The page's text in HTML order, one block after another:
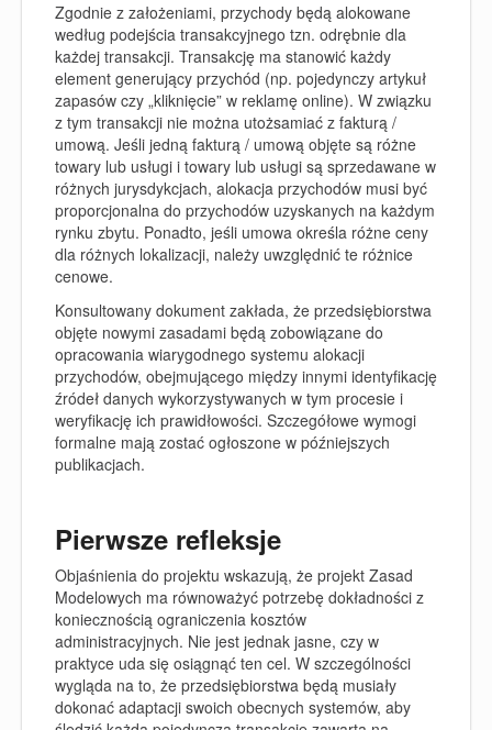
Zgodnie z założeniami, przychody będą alokowane
według podejścia transakcyjnego tzn. odrębnie dla
każdej transakcji. Transakcję ma stanowić każdy
element generujący przychód (np. pojedynczy artykuł
zapasów czy „kliknięcie” w reklamę online). W związku
z tym transakcji nie można utożsamiać z fakturą /
umową. Jeśli jedną fakturą / umową objęte są różne
towary lub usługi i towary lub usługi są sprzedawane w
różnych jurysdykcjach, alokacja przychodów musi być
proporcjonalna do przychodów uzyskanych na każdym
rynku zbytu. Ponadto, jeśli umowa określa różne ceny
dla różnych lokalizacji, należy uwzględnić te różnice
cenowe.
Konsultowany dokument zakłada, że przedsiębiorstwa
objęte nowymi zasadami będą zobowiązane do
opracowania wiarygodnego systemu alokacji
przychodów, obejmującego między innymi identyfikację
źródeł danych wykorzystywanych w tym procesie i
weryfikację ich prawidłowości. Szczegółowe wymogi
formalne mają zostać ogłoszone w późniejszych
publikacjach.
Pierwsze refleksje
Objaśnienia do projektu wskazują, że projekt Zasad
Modelowych ma równoważyć potrzebę dokładności z
koniecznością ograniczenia kosztów
administracyjnych. Nie jest jednak jasne, czy w
praktyce uda się osiągnąć ten cel. W szczególności
wygląda na to, że przedsiębiorstwa będą musiały
dokonać adaptacji swoich obecnych systemów, aby